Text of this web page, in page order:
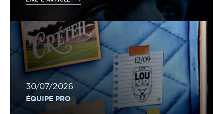
30/07/2026
ÉQUIPE PRO